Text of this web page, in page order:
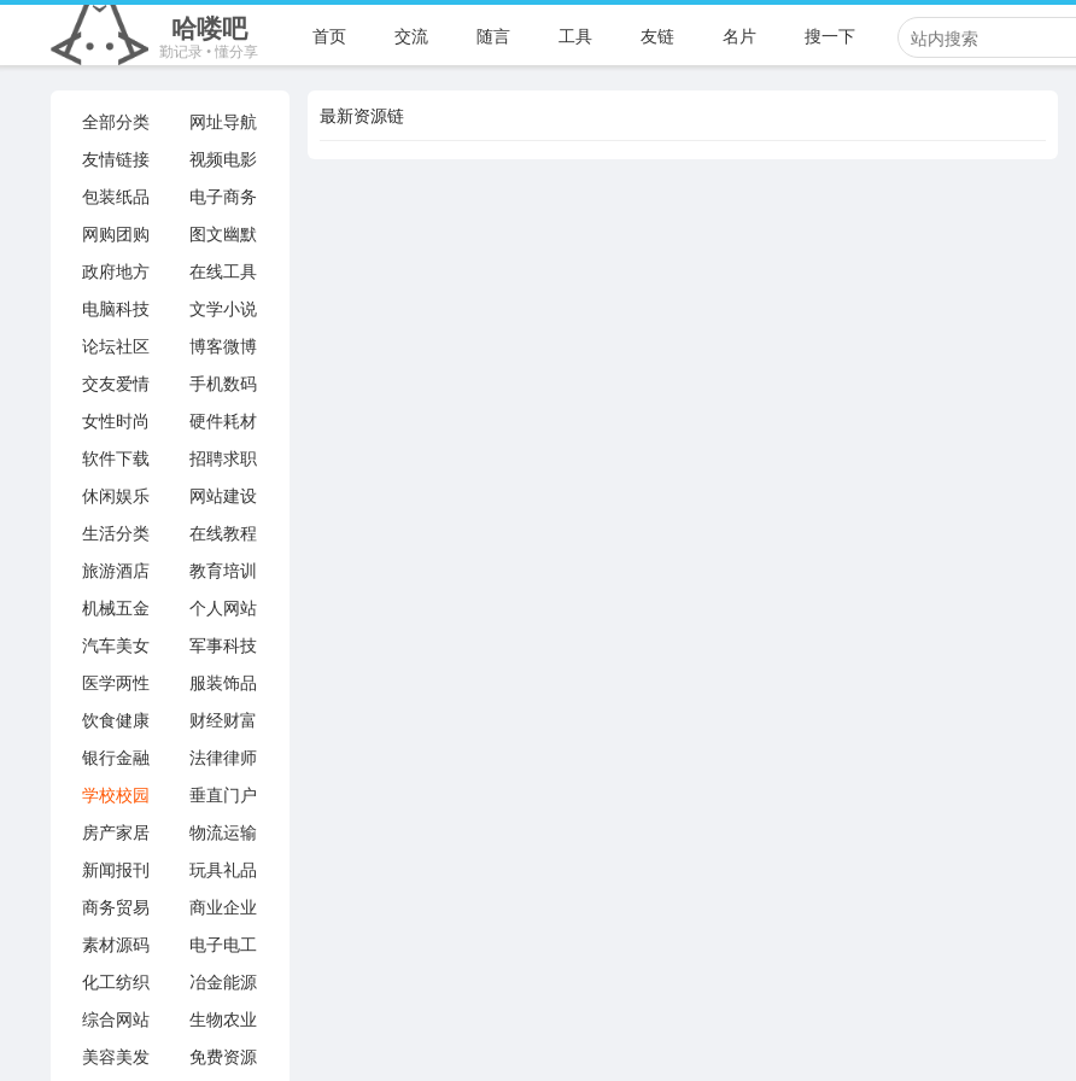
哈喽吧
勤记录 • 懂分享
首页 交流 随言 工具 友链 名片 搜一下
全部分类
网址导航
友情链接
视频电影
包装纸品
电子商务
网购团购
图文幽默
政府地方
在线工具
电脑科技
文学小说
论坛社区
博客微博
交友爱情
手机数码
女性时尚
硬件耗材
软件下载
招聘求职
休闲娱乐
网站建设
生活分类
在线教程
旅游酒店
教育培训
机械五金
个人网站
汽车美女
军事科技
医学两性
服装饰品
饮食健康
财经财富
银行金融
法律律师
学校校园
垂直门户
房产家居
物流运输
新闻报刊
玩具礼品
商务贸易
商业企业
素材源码
电子电工
化工纺织
冶金能源
综合网站
生物农业
美容美发
免费资源
最新资源链